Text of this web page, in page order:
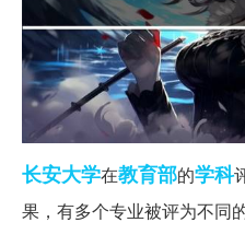
长安大学在教育部的学科
果，有多个专业被评为不同